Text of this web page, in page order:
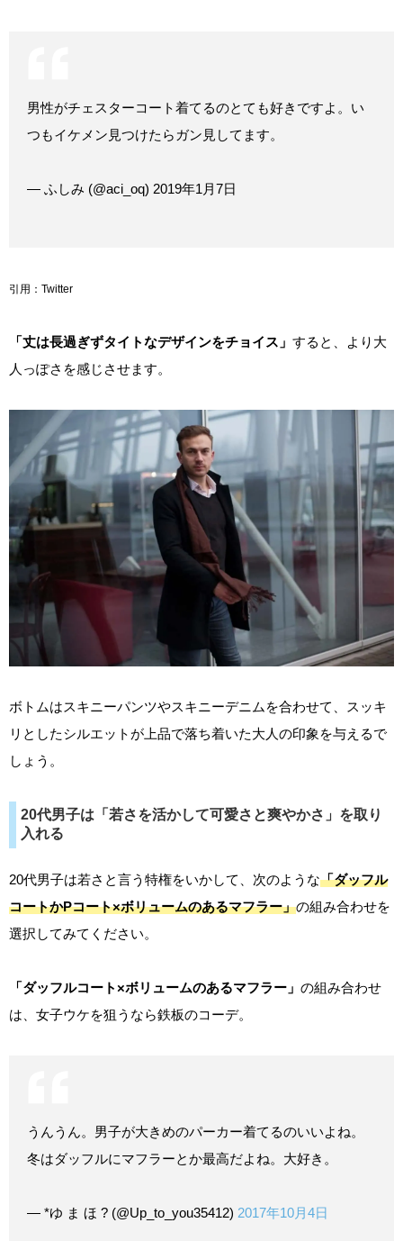
男性がチェスターコート着てるのとても好きですよ。い
つもイケメン見つけたらガン見してます。
— ふしみ (@aci_oq) 2019年1月7日
引用：Twitter
「丈は長過ぎずタイトなデザインをチョイス」 すると、より大
人っぽさを感じさせます。
ボトムはスキニーパンツやスキニーデニムを合わせて、スッキ
リとしたシルエットが上品で落ち着いた大人の印象を与えるで
しょう。
20代男子は「若さを活かして可愛さと爽やかさ」を取り
入れる
20代男子は若さと言う特権をいかして、次のような「ダッフル
コートかPコート×ボリュームのあるマフラー」の組み合わせを
選択してみてください。
「ダッフルコート×ボリュームのあるマフラー」 の組み合わせ
は、女子ウケを狙うなら鉄板のコーデ。
うんうん。男子が大きめのパーカー着てるのいいよね。
冬はダッフルにマフラーとか最高だよね。大好き。
— *ゆ ま ほ ? (@Up_to_you35412) 2017年10月4日